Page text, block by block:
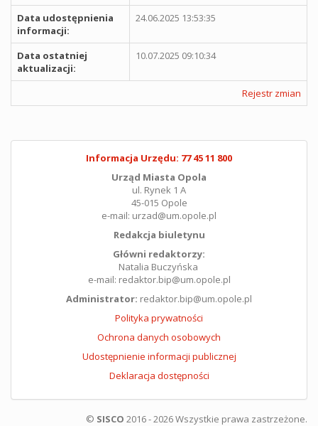
Data udostępnienia
informacji:
24.06.2025 13:53:35
Data ostatniej
aktualizacji:
10.07.2025 09:10:34
Rejestr zmian
Informacja Urzędu: 77 45 11 800
Urząd Miasta Opola
ul. Rynek 1 A
45-015 Opole
e-mail: urzad@um.opole.pl
Redakcja biuletynu
Główni redaktorzy:
Natalia Buczyńska
e-mail: redaktor.bip@um.opole.pl
Administrator: redaktor.bip@um.opole.pl
Polityka prywatności
Ochrona danych osobowych
Udostępnienie informacji publicznej
Deklaracja dostępności
© SISCO 2016 - 2026 Wszystkie prawa zastrzeżone.